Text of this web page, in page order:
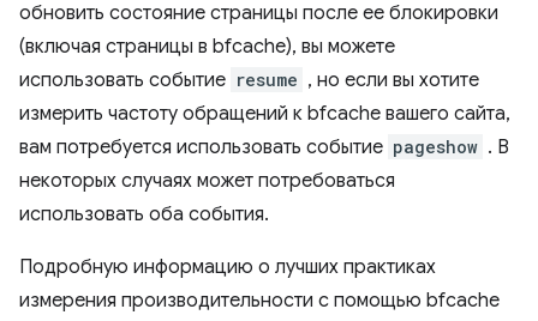
обновить состояние страницы после ее блокировки
(включая страницы в bfcache), вы можете
использовать событие resume , но если вы хотите
измерить частоту обращений к bfcache вашего сайта,
вам потребуется использовать событие pageshow . В
некоторых случаях может потребоваться
использовать оба события.
Подробную информацию о лучших практиках
измерения производительности с помощью bfcache